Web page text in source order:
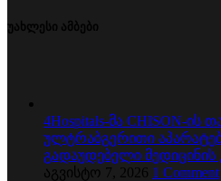
უახლესი ამბები
4Hospitals-მა CHISON-ის
ულტრაბგერითი
გადაუდებელი მედიცინის
აგვისტო 7, 2026 1 Comment